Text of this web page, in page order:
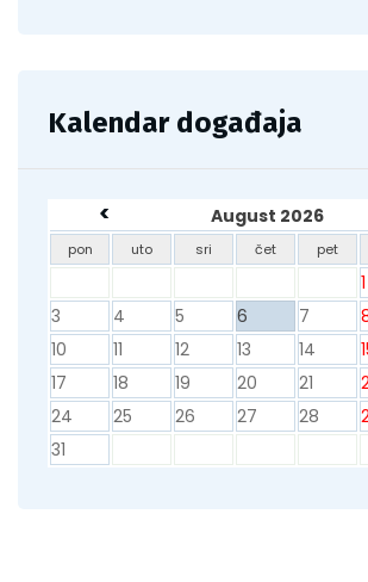
Kalendar događaja
< August 2026
pon uto sri čet pet
1
3
4 5 6 7
10
11 12 13 14
17
18 19 20 21
24
25 26 27 28
31